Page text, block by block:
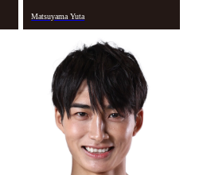
Matsuyama Yuta